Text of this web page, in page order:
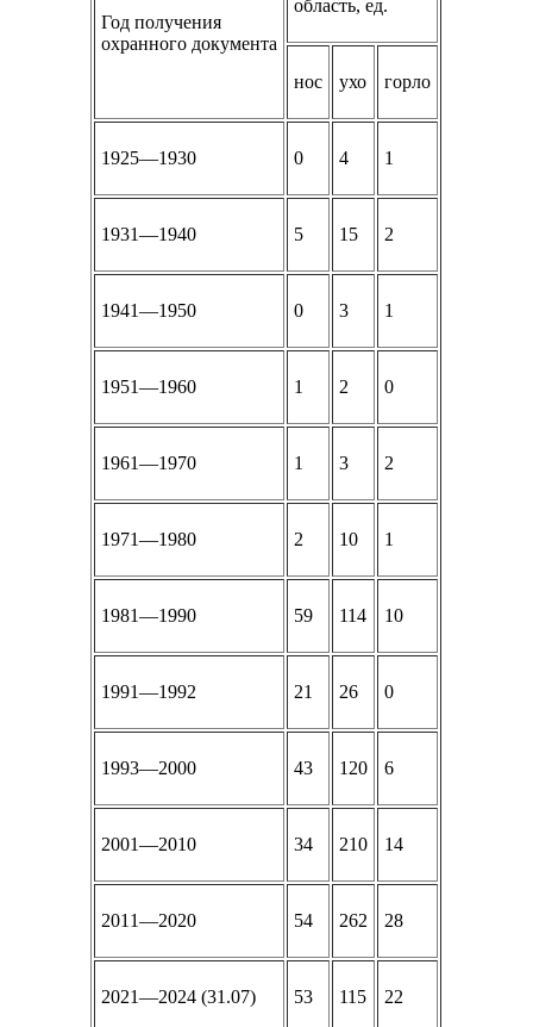
Год получения
охранного документа
область, ед.
нос ухо горло
1925—1930 0 4 1
1931—1940 5 15 2
1941—1950 0 3 1
1951—1960 1 2 0
1961—1970 1 3 2
1971—1980 2 10 1
1981—1990 59 114 10
1991—1992 21 26 0
1993—2000 43 120 6
2001—2010 34 210 14
2011—2020 54 262 28
2021—2024 (31.07) 53 115 22